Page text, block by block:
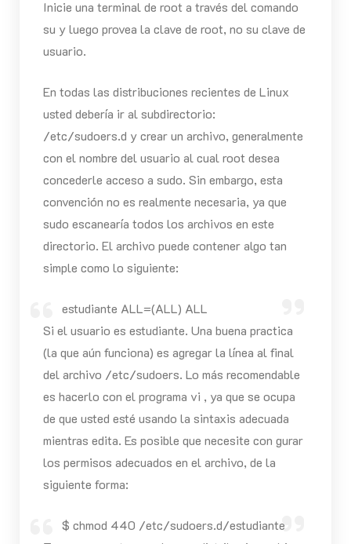
Inicie una terminal de root a través del comando
su y luego provea la clave de root, no su clave de
usuario.
En todas las distribuciones recientes de Linux
usted debería ir al subdirectorio:
/etc/sudoers.d y crear un archivo, generalmente
con el nombre del usuario al cual root desea
concederle acceso a sudo. Sin embargo, esta
convención no es realmente necesaria, ya que
sudo escanearía todos los archivos en este
directorio. El archivo puede contener algo tan
simple como lo siguiente:
estudiante ALL=(ALL) ALL
Si el usuario es estudiante. Una buena practica
(la que aún funciona) es agregar la línea al final
del archivo /etc/sudoers. Lo más recomendable
es hacerlo con el programa vi , ya que se ocupa
de que usted esté usando la sintaxis adecuada
mientras edita. Es posible que necesite con gurar
los permisos adecuados en el archivo, de la
siguiente forma:
$ chmod 440 /etc/sudoers.d/estudiante